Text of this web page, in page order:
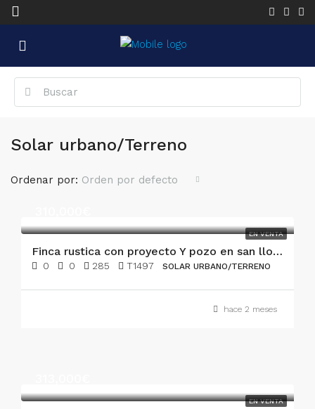
Solar urbano/Terreno
Ordenar por: Orden por defecto
EN VENTA
Finca rustica con proyecto Y pozo en san llorenc
0 0 285 T1497 SOLAR URBANO/TERRENO
hace 2 meses
EN VENTA